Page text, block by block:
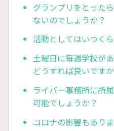
グランプリをとった
ないのでしょうか？
活動としてはいつく
土曜日に毎週学校が
どうすれば良いです
ライバー事務所に所
可能でしょうか？
コロナの影響もあり